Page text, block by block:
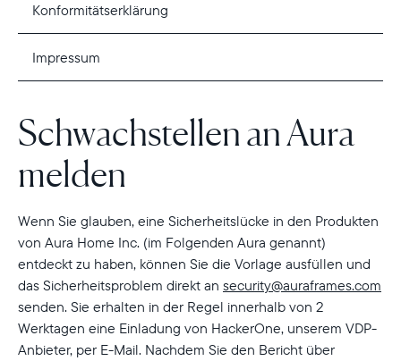
Konformitätserklärung
Impressum
Schwachstellen an Aura
melden
Wenn Sie glauben, eine Sicherheitslücke in den Produkten
von Aura Home Inc. (im Folgenden Aura genannt)
entdeckt zu haben, können Sie die Vorlage ausfüllen und
das Sicherheitsproblem direkt an security@auraframes.com
senden. Sie erhalten in der Regel innerhalb von 2
Werktagen eine Einladung von HackerOne, unserem VDP-
Anbieter, per E-Mail. Nachdem Sie den Bericht über